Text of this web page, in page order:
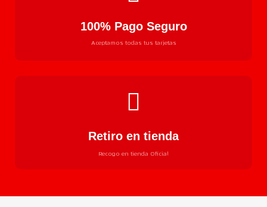
100% Pago Seguro
Aceptamos todas tus tarjetas
Retiro en tienda
Recogo en tienda Oficial